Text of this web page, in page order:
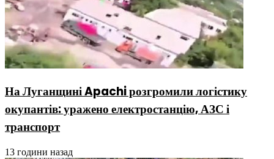
На Луганщині Apachi розгромили логістику
окупантів: уражено електростанцію, АЗС і
транспорт
13 години назад